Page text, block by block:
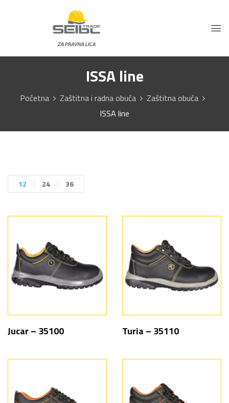
ISSA line
Početna Zaštitna i radna obuća
Zaštitna obuća
ISSA line
12 24 36
Jucar – 35100 Turia – 35110